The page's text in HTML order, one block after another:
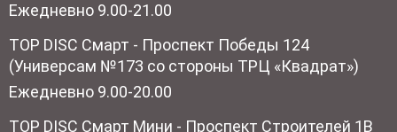
Ежедневно 9.00-21.00
TOP DISC Смарт - Проспект Победы 124
(Универсам №173 со стороны ТРЦ «Квадрат»)
Ежедневно 9.00-20.00
TOP DISC Смарт Мини - Проспект Строителей 1В